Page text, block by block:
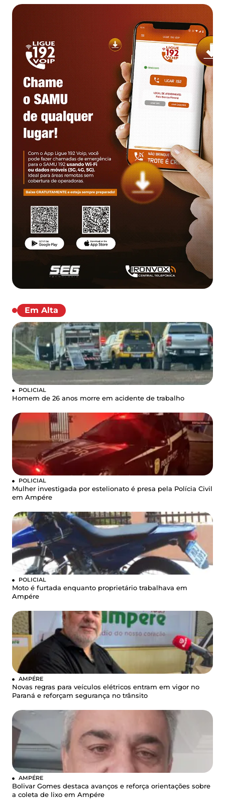
Em Alta
POLICIAL
Homem de 26 anos morre em acidente de trabalho
POLICIAL
Mulher investigada por estelionato é presa pela Polícia Civil
em Ampére
POLICIAL
Moto é furtada enquanto proprietário trabalhava em
Ampére
AMPÉRE
Novas regras para veículos elétricos entram em vigor no
Paraná e reforçam segurança no trânsito
AMPÉRE
Bolivar Gomes destaca avanços e reforça orientações sobre
a coleta de lixo em Ampére